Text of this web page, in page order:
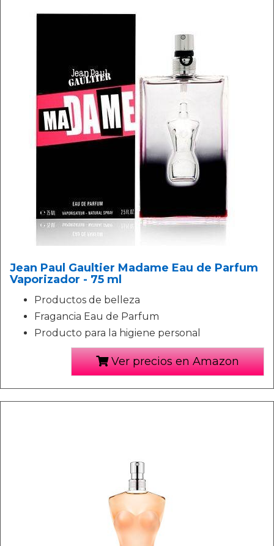
Jean Paul Gaultier Madame Eau de Parfum
Vaporizador - 75 ml
Productos de belleza
Fragancia Eau de Parfum
Producto para la higiene personal
Ver precios en Amazon